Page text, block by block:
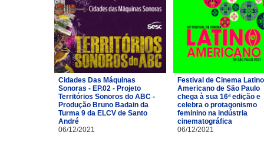
Cidades Das Máquinas
Sonoras - EP.02 - Projeto
Territórios Sonoros do ABC -
Produção Bruno Badain da
Turma 9 da ELCV de Santo
André
06/12/2021
Festival de Cinema
Americano de São Paulo
chega à sua 16ª edição e
celebra o protagonismo
feminino na indústria
cinematográfica
06/12/2021